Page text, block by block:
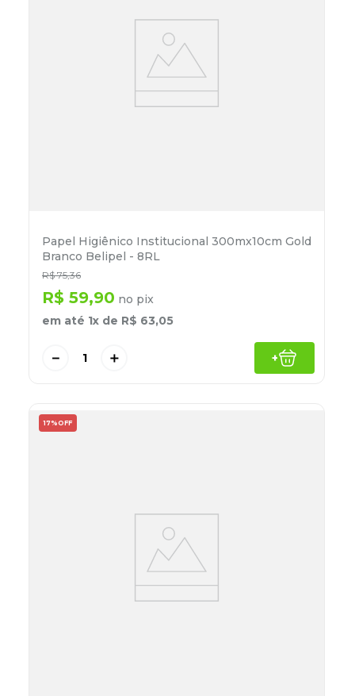
Papel Higiênico Institucional 300mx10cm Gold
Branco Belipel - 8RL
R$ 75,36
R$ 59,90 no pix
em até 1x de R$ 63,05
＋
－ +
17% OFF